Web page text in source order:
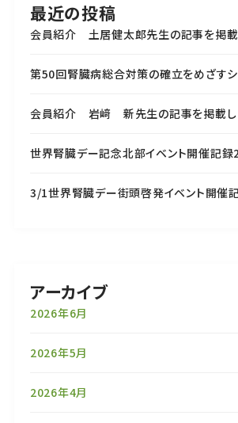
最近の投稿
会員紹介 土居健太郎先生の記事を掲載
第50回腎臓病総合対策の確立をめざす
会員紹介 岩﨑 新先生の記事を掲載しま
世界腎臓デー記念北部イベント開催記
3/1世界腎臓デー街頭啓発イベント開催
アーカイブ
2026年6月
2026年5月
2026年4月